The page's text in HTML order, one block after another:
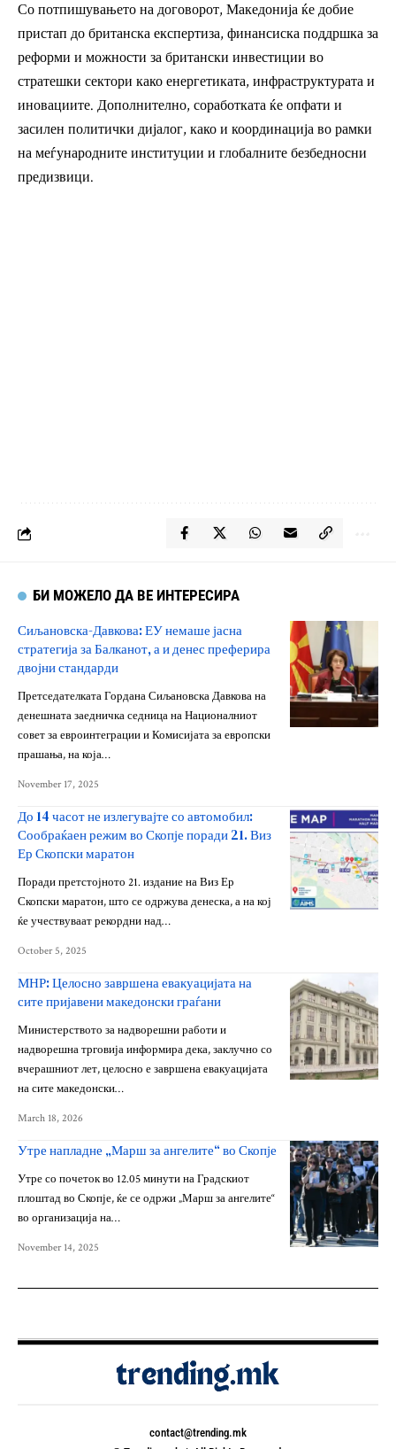
Со потпишувањето на договорот, Македонија ќе добие
пристап до британска експертиза, финансиска поддршка за
реформи и можности за британски инвестиции во
стратешки сектори како енергетиката, инфраструктурата и
иновациите. Дополнително, соработката ќе опфати и
засилен политички дијалог, како и координација во рамки
на меѓународните институции и глобалните безбедносни
предизвици.
БИ МОЖЕЛО ДА ВЕ ИНТЕРЕСИРА
Сиљановска-Давкова: ЕУ немаше јасна
стратегија за Балканот, а и денес преферира
двојни стандарди
Претседателката Гордана Сиљановска Давкова на
денешната заедничка седница на Националниот
совет за евроинтеграции и Комисијата за европски
прашања, на која…
November 17, 2025
До 14 часот не излегувајте со автомобил:
Сообраќаен режим во Скопје поради 21. Виз
Ер Скопски маратон
Поради претстојното 21. издание на Виз Ер
Скопски маратон, што се одржува денеска, а на кој
ќе учествуваат рекордни над…
October 5, 2025
МНР: Целосно завршена евакуацијата на
сите пријавени македонски граѓани
Министерството за надворешни работи и
надворешна трговија информира дека, заклучно со
вчерашниот лет, целосно е завршена евакуацијата
на сите македонски…
March 18, 2026
Утре напладне „Марш за ангелите“ во Скопје
Утре со почеток во 12.05 минути на Градскиот
плоштад во Скопје, ќе се одржи „Марш за ангелите“
во организација на…
November 14, 2025
contact@trending.mk